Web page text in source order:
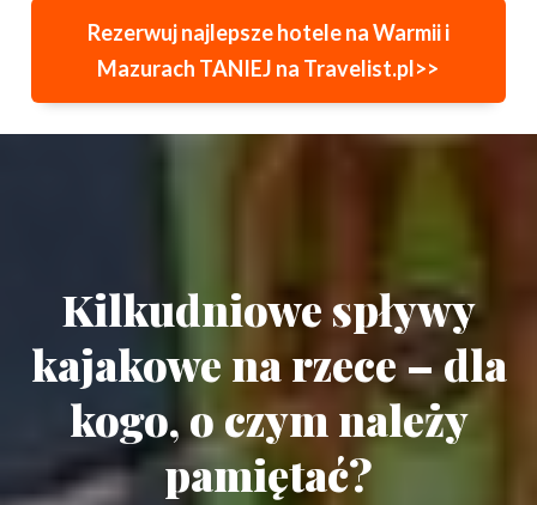
Rezerwuj najlepsze hotele na Warmii i
Mazurach TANIEJ na Travelist.pl>>
Kilkudniowe spływy
kajakowe na rzece – dla
kogo, o czym należy
pamiętać?